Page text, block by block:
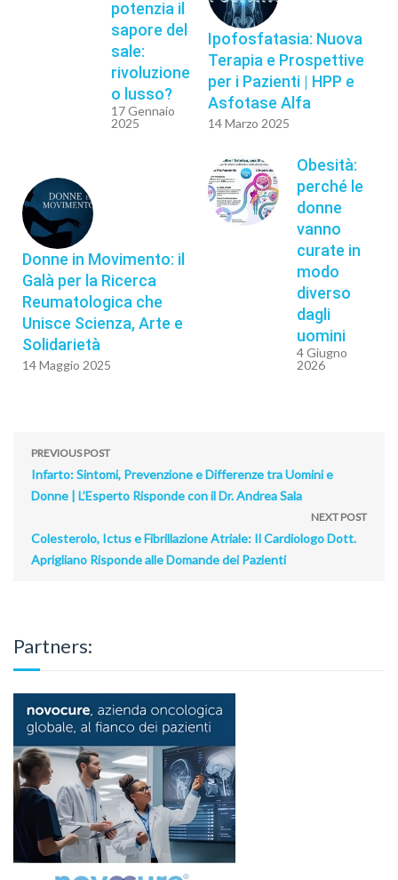
potenzia il
sapore del
sale:
rivoluzione
o lusso?
17 Gennaio
2025
Ipofosfatasia: Nuova
Terapia e Prospettive
per i Pazienti | HPP e
Asfotase Alfa
14 Marzo 2025
Donne in Movimento: il
Galà per la Ricerca
Reumatologica che
Unisce Scienza, Arte e
Solidarietà
14 Maggio 2025
Obesità:
perché le
donne
vanno
curate in
modo
diverso
dagli
uomini
4 Giugno
2026
PREVIOUS POST
Infarto: Sintomi, Prevenzione e Differenze tra Uomini e
Donne | L’Esperto Risponde con il Dr. Andrea Sala
NEXT POST
Colesterolo, Ictus e Fibrillazione Atriale: Il Cardiologo Dott.
Aprigliano Risponde alle Domande dei Pazienti
Partners: